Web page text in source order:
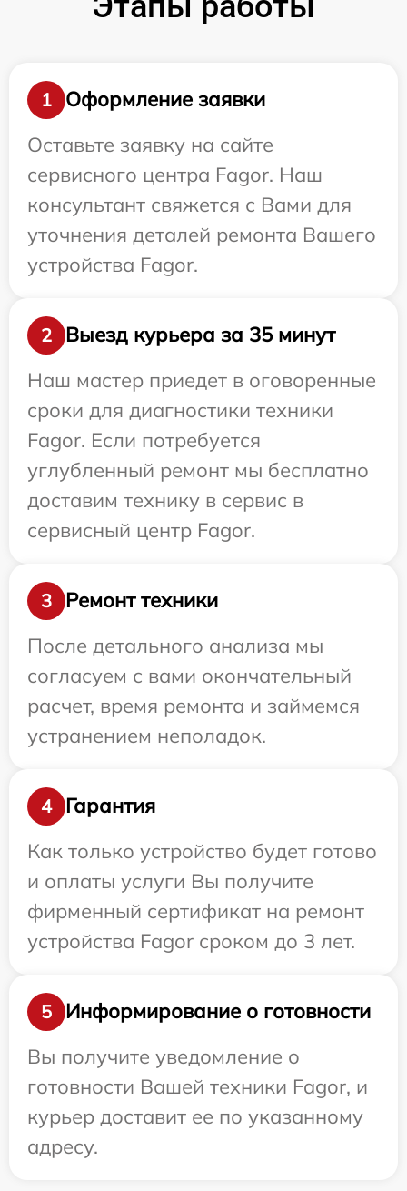
1
Оформление заявки
Оставьте заявку на сайте
сервисного центра Fagor. Наш
консультант свяжется с Вами для
уточнения деталей ремонта Вашего
устройства Fagor.
2
Выезд курьера за 35 минут
Наш мастер приедет в оговоренные
сроки для диагностики техники
Fagor. Если потребуется
углубленный ремонт мы бесплатно
доставим технику в сервис в
сервисный центр Fagor.
3
Ремонт техники
После детального анализа мы
согласуем с вами окончательный
расчет, время ремонта и займемся
устранением неполадок.
4
Гарантия
Как только устройство будет готово
и оплаты услуги Вы получите
фирменный сертификат на ремонт
устройства Fagor сроком до 3 лет.
5
Информирование о готовности
Вы получите уведомление о
готовности Вашей техники Fagor, и
курьер доставит ее по указанному
адресу.